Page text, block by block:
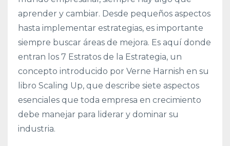
aprender y cambiar. Desde pequeños aspectos
hasta implementar estrategias, es importante
siempre buscar áreas de mejora. Es aquí donde
entran los 7 Estratos de la Estrategia, un
concepto introducido por Verne Harnish en su
libro Scaling Up, que describe siete aspectos
esenciales que toda empresa en crecimiento
debe manejar para liderar y dominar su
industria.